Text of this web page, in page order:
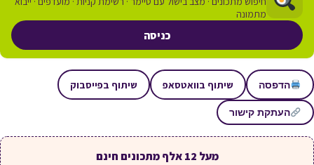
מתמונה
כניסה
הדפסה שיתוף בוואטסאפ שיתוף בפייסבוק
העתקת קישור
מעל 12 אלף מתכונים חינם